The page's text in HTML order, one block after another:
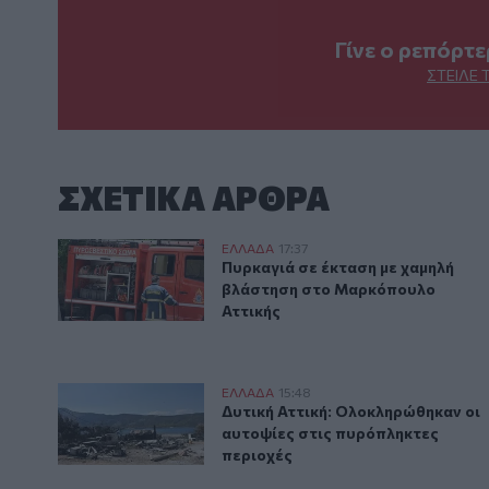
Γίνε ο
ΣΤΕΊΛΕ
ΣΧΕΤΙΚA AΡΘΡΑ
Πυρκαγιά σε έκταση με χαμηλή βλάστηση στο
ΕΛΛAΔΑ 17:37
Πυρκαγιά σε έκταση με χαμηλή
Πυρκαγιά σε έκταση με χαμηλή
βλάστηση στο Μαρκόπουλο
Αττικής
Δυτική Αττική: Ολοκληρώθηκαν οι αυτοψίες στις
ΕΛΛAΔΑ 15:48
Δυτική Αττική: Ολοκληρώθηκαν
Δυτική Αττική: Ολοκληρώθηκαν οι
αυτοψίες στις πυρόπληκτες
περιοχές